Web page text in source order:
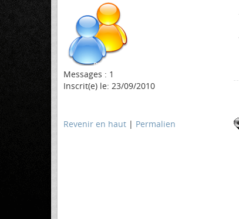
Messages : 1
Inscrit(e) le: 23/09/2010
Revenir en haut | Permalien